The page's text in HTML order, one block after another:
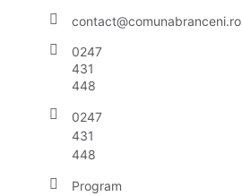
contact@comunabranceni.ro
0247
431
448
0247
431
448
Program